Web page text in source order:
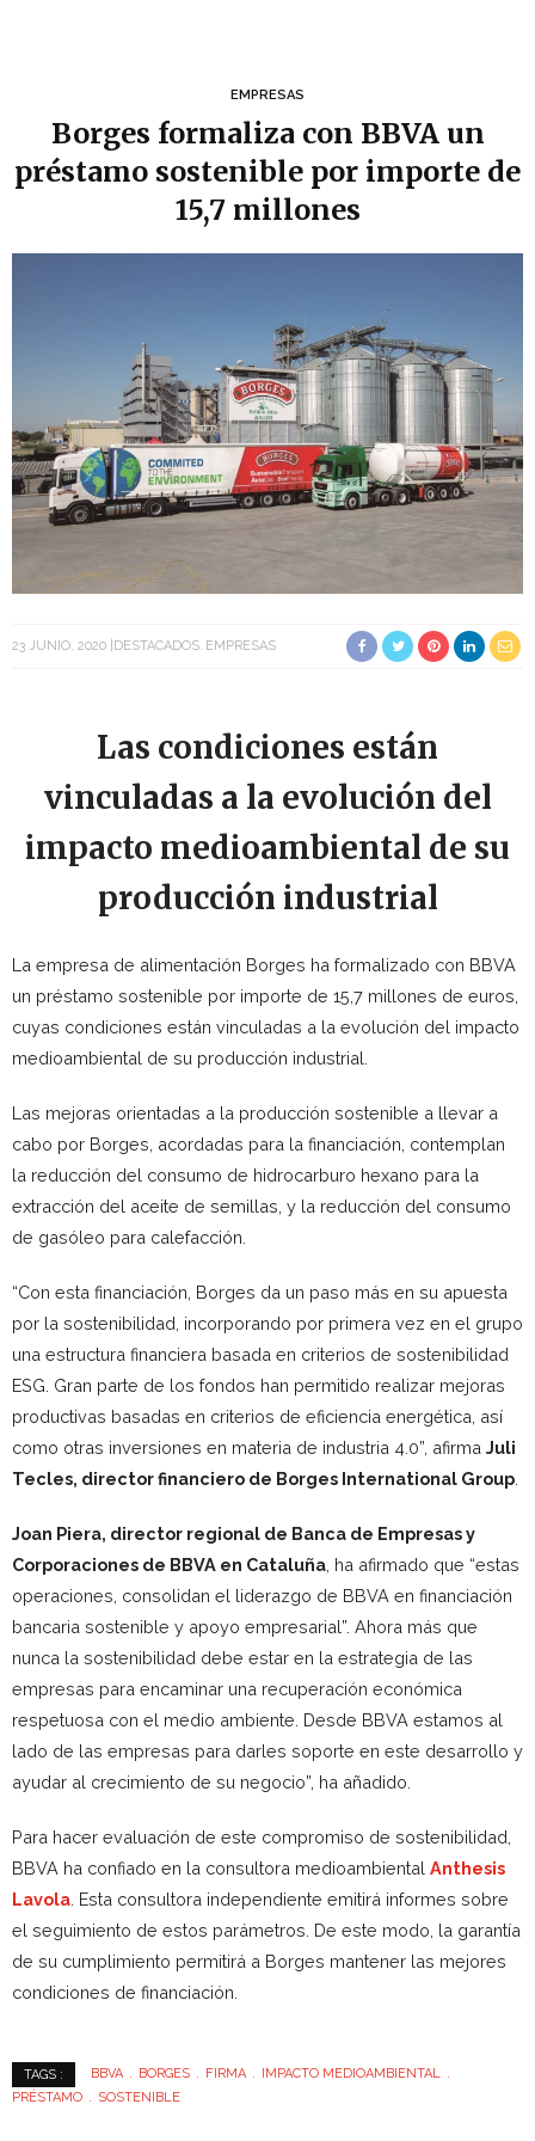
EMPRESAS
Borges formaliza con BBVA un
préstamo sostenible por importe de
15,7 millones
23 JUNIO, 2020 DESTACADOS EMPRESAS
Las condiciones están
vinculadas a la evolución del
impacto medioambiental de su
producción industrial
La empresa de alimentación Borges ha formalizado con BBVA
un préstamo sostenible por importe de 15,7 millones de euros,
cuyas condiciones están vinculadas a la evolución del impacto
medioambiental de su producción industrial.
Las mejoras orientadas a la producción sostenible a llevar a
cabo por Borges, acordadas para la financiación, contemplan
la reducción del consumo de hidrocarburo hexano para la
extracción del aceite de semillas, y la reducción del consumo
de gasóleo para calefacción.
“Con esta financiación, Borges da un paso más en su apuesta
por la sostenibilidad, incorporando por primera vez en el grupo
una estructura financiera basada en criterios de sostenibilidad
ESG. Gran parte de los fondos han permitido realizar mejoras
productivas basadas en criterios de eficiencia energética, así
como otras inversiones en materia de industria 4.0”, afirma Juli
Tecles, director financiero de Borges International Group
Joan Piera, director regional de Banca de Empresas y
Corporaciones de BBVA en Cataluña , ha afirmado que “estas
operaciones, consolidan el liderazgo de BBVA en financiación
bancaria sostenible y apoyo empresarial”. Ahora más que
nunca la sostenibilidad debe estar en la estrategia de las
empresas para encaminar una recuperación económica
respetuosa con el medio ambiente. Desde BBVA estamos al
lado de las empresas para darles soporte en este desarrollo y
ayudar al crecimiento de su negocio”, ha añadido.
Para hacer evaluación de este compromiso de sostenibilidad,
BBVA ha confiado en la consultora medioambiental Anthesis
Lavola . Esta consultora independiente emitirá informes sobre
el seguimiento de estos parámetros. De este modo, la garantía
de su cumplimiento permitirá a Borges mantener las mejores
condiciones de financiación.
TAGS : BBVA BORGES FIRMA
IMPACTO MEDIOAMBIENTAL
PRÉSTAMO
SOSTENIBLE